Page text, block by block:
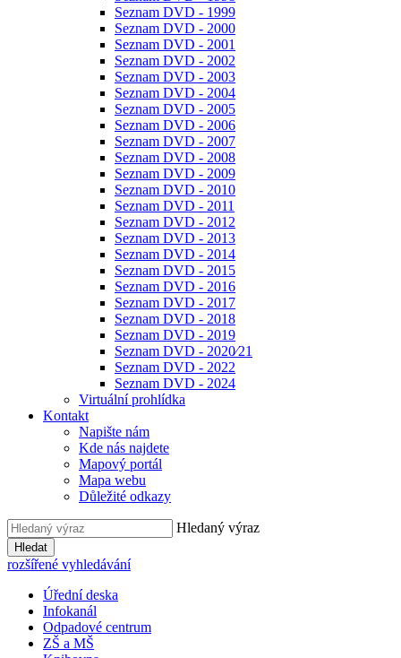
Seznam DVD - 1999
Seznam DVD - 2000
Seznam DVD - 2001
Seznam DVD - 2002
Seznam DVD - 2003
Seznam DVD - 2004
Seznam DVD - 2005
Seznam DVD - 2006
Seznam DVD - 2007
Seznam DVD - 2008
Seznam DVD - 2009
Seznam DVD - 2010
Seznam DVD - 2011
Seznam DVD - 2012
Seznam DVD - 2013
Seznam DVD - 2014
Seznam DVD - 2015
Seznam DVD - 2016
Seznam DVD - 2017
Seznam DVD - 2018
Seznam DVD - 2019
Seznam DVD - 2020⁄21
Seznam DVD - 2022
Seznam DVD - 2024
Virtuální prohlídka
Kontakt
Napište nám
Kde nás najdete
Mapový portál
Mapa webu
Důležité odkazy
Hledaný výraz
Hledat
rozšířené vyhledávání
Úřední deska
Infokanál
Odpadové centrum
ZŠ a MŠ